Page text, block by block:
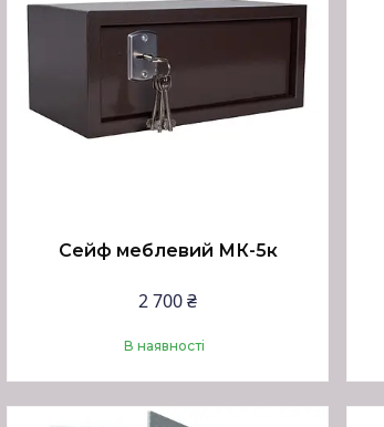
Сейф меблевий МК-5к
2 700 ₴
В наявності
Купити